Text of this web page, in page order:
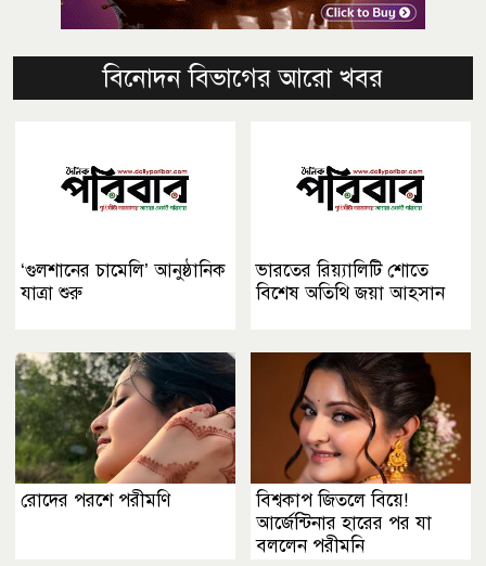
বিনোদন বিভাগের আরো খবর
‘গুলশানের চামেলি’ আনুষ্ঠানিক
যাত্রা শুরু
ভারতের রিয়্যালিটি শোতে
বিশেষ অতিথি জয়া আহসান
রোদের পরশে পরীমণি
বিশ্বকাপ জিতলে বিয়ে!
আর্জেন্টিনার হারের পর যা
বললেন পরীমনি